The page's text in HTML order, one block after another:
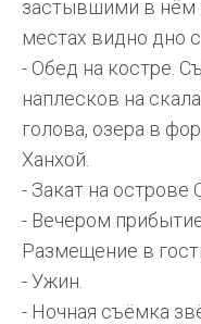
застывшими в нём
местах видно дно
- Обед на костре.
наплесков на
голова, озера в
Ханхой.
- Закат на острове
- Вечером
Размещение в
- Ужин.
- Ночная съёмка